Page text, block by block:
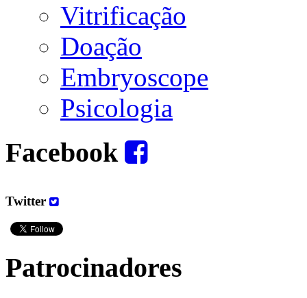
Vitrificação
Doação
Embryoscope
Psicologia
Facebook
Twitter
Patrocinadores